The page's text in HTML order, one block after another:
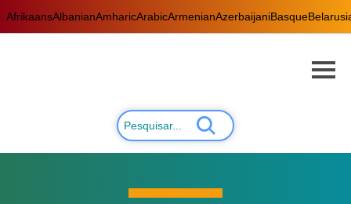
AfrikaansAlbanianAmharicArabicArmenianAzerbaijaniBasque